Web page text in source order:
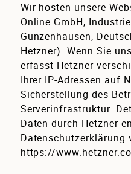
Wir hosten unsere
Online GmbH,
Gunzenhausen,
Hetzner). Wenn Sie
erfasst Hetzner
Ihrer IP-Adressen auf
Sicherstellung des
Serverinfrastruktur.
Daten durch Hetzner
Datenschutzerklärung
https://